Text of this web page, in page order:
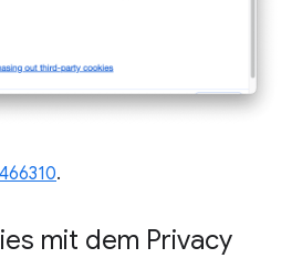
.
mit dem Privacy